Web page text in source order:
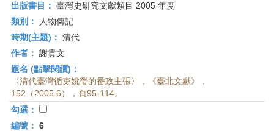
出版書目： 臺灣史研究文獻類目 2005 年度
類別：
人物傳記
時期(主題)： 清代
作者： 謝貴文
題名 (點擊閱讀)：
〈清代臺灣循吏姚瑩的番政主張〉，《臺北文獻》，
152（2005.6），頁95-114。
勾選：
編號： 6